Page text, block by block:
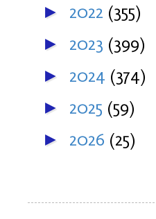
► 2022 (355)
► 2023 (399)
► 2024 (374)
► 2025 (59)
► 2026 (25)